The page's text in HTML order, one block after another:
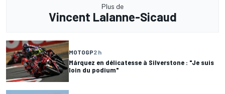
Plus de
Vincent Lalanne-Sicaud
MOTOGP2 h
Márquez en délicatesse à Silverstone : "Je suis
loin du podium"